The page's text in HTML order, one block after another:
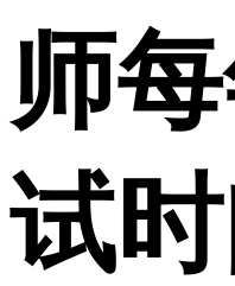
师
试